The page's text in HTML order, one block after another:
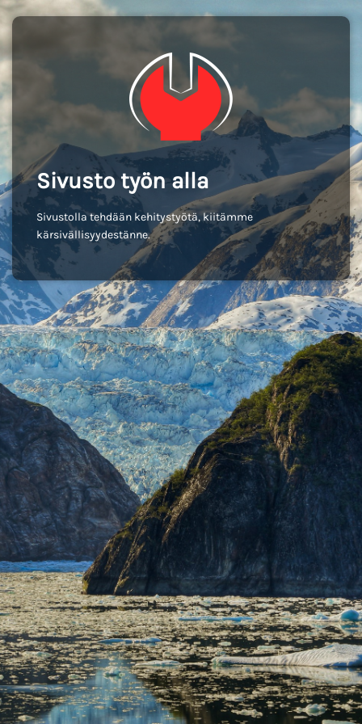
Sivusto työn alla
Sivustolla tehdään kehitystyötä, kiitämme
kärsivällisyydestänne.